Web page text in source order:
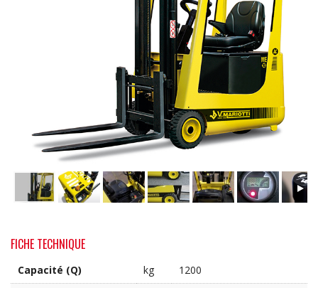
FICHE TECHNIQUE
Capacité (Q) kg
1200